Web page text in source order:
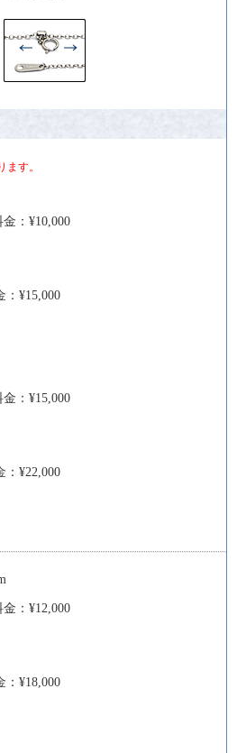
す。
：¥10,000
：¥15,000
：¥15,000
：¥22,000
：¥12,000
：¥18,000